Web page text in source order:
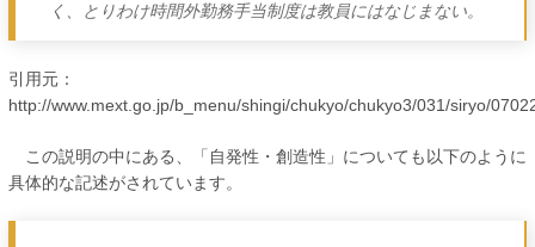
く、とりわけ時間外勤務手当制度は教員にはなじまない。
引用元：
http://www.mext.go.jp/b_menu/shingi/chukyo/chukyo3/031/siryo/
この説明の中にある、「自発性・創造性」についても以下のように
具体的な記述がされています。